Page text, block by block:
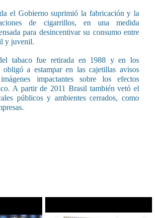
el Gobierno suprimió la fabricación y la
de cigarrillos, en una medida
para desincentivar su consumo entre
y juvenil.
tabaco fue retirada en 1988 y en los
obligó a estampar en las cajetillas avisos
impactantes sobre los efectos
A partir de 2011 Brasil también vetó el
públicos y ambientes cerrados, como